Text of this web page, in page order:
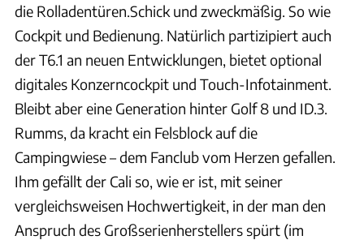
die Rolladentüren.Schick und zweckmäßig. So wie
Cockpit und Bedienung. Natürlich partizipiert auch
der T6.1 an neuen Entwicklungen, bietet optional
digitales Konzerncockpit und Touch-Infotainment.
Bleibt aber eine Generation hinter Golf 8 und ID.3.
Rumms, da kracht ein Felsblock auf die
Campingwiese – dem Fanclub vom Herzen gefallen.
Ihm gefällt der Cali so, wie er ist, mit seiner
vergleichsweisen Hochwertigkeit, in der man den
Anspruch des Großserienherstellers spürt (im